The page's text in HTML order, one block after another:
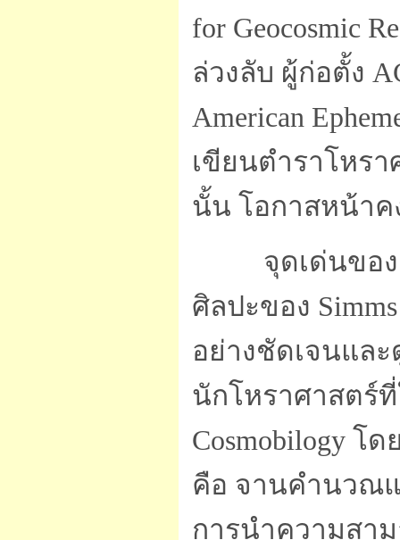
for Geocosmic
ล่วงลับ ผู้ก่อตั้ง
American
เขียนตำราโหร
นั้น โอกาสหน้า
จุดเด่นขอ
ศิลปะของ
อย่างชัดเจนและ
นักโหราศาสตร์
Cosmobilogy โ
คือ จานคำนวณแ
การนำความสา